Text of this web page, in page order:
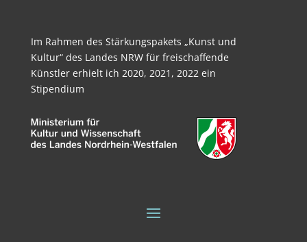
Im Rahmen des Stärkungspakets „Kunst und
Kultur“ des Landes NRW für freischaffende
Künstler erhielt ich 2020, 2021, 2022 ein
Stipendium